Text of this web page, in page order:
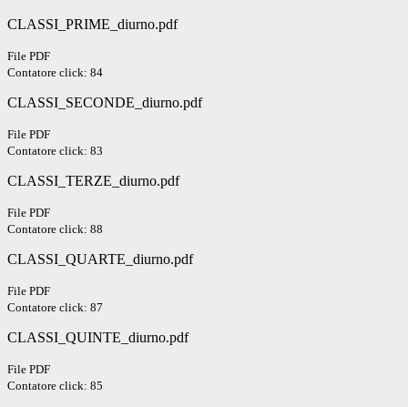
CLASSI_PRIME_diurno.pdf
File PDF
Contatore click: 84
CLASSI_SECONDE_diurno.pdf
File PDF
Contatore click: 83
CLASSI_TERZE_diurno.pdf
File PDF
Contatore click: 88
CLASSI_QUARTE_diurno.pdf
File PDF
Contatore click: 87
CLASSI_QUINTE_diurno.pdf
File PDF
Contatore click: 85